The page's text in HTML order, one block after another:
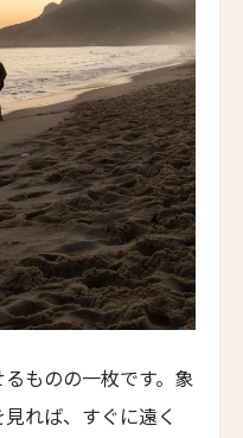
ンプ・プーケット
ンコク
ハウス
ザ
ものの一枚です。象
れば、すぐに遠く